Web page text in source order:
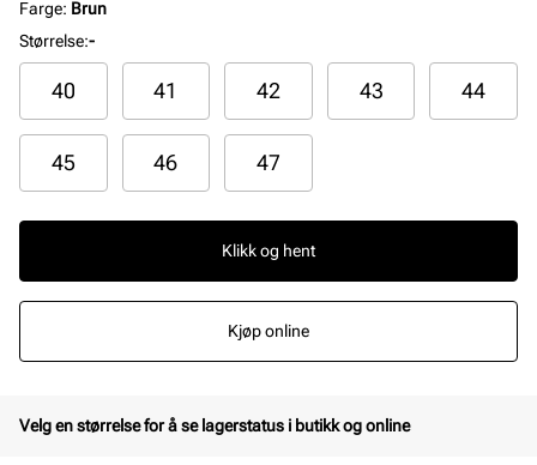
Farge: Brun
Størrelse:-
40 41 42 43 44
45 46 47
Klikk og hent
Kjøp online
Velg en størrelse for å se lagerstatus i butikk og online